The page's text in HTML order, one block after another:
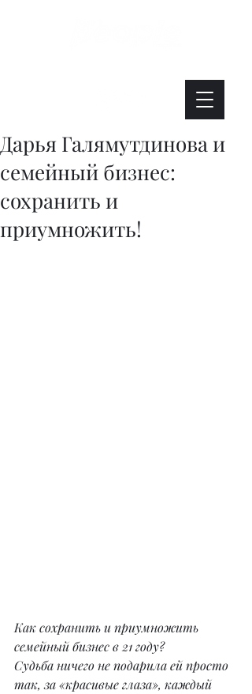
Дарья Галямутдинова и
семейный бизнес:
сохранить и
приумножить!
Как сохранить и приумножить
семейный бизнес в 21 году?
Судьба ничего не подарила ей просто
так, за «красивые глаза», каждый